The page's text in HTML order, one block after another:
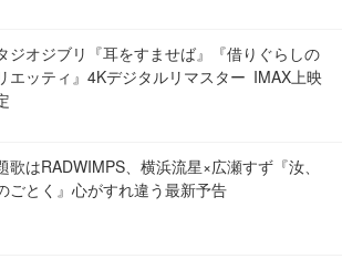
ジオジブリ『耳をすませば』『借りぐらしの
エッティ』4Kデジタルリマスター IMAX上映
歌はRADWIMPS、横浜流星×広瀬すず『汝、
ごとく』心がすれ違う最新予告